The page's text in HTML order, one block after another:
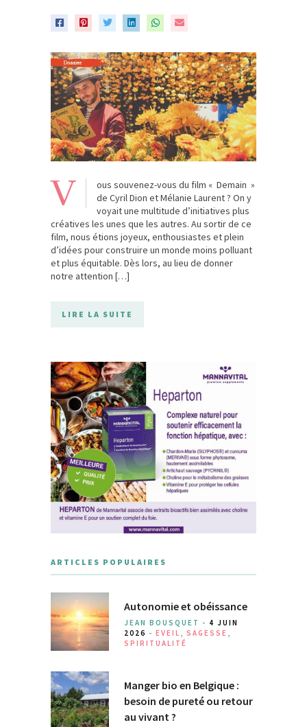
V
ous souvenez-vous du film « Demain »
de Cyril Dion et Mélanie Laurent ? On y
voyait une multitude d’initiatives plus
créatives les unes que les autres. Au sortir de ce
film, nous étions joyeux, enthousiastes et plein
d’idées pour construire un monde moins polluant
et plus équitable. Dès lors, au lieu de donner
notre attention […]
LIRE LA SUITE
ARTICLES POPULAIRES
Autonomie et obéissance
JEAN BOUSQUET - 4 JUIN
2026 - EVEIL SAGESSE
SPIRITUALITÉ
Manger bio en Belgique :
besoin de pureté ou retour
au vivant ?